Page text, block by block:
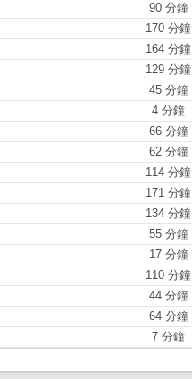
90 分鐘
170 分鐘
164 分鐘
129 分鐘
45 分鐘
4 分鐘
66 分鐘
62 分鐘
114 分鐘
171 分鐘
134 分鐘
55 分鐘
17 分鐘
110 分鐘
44 分鐘
64 分鐘
7 分鐘